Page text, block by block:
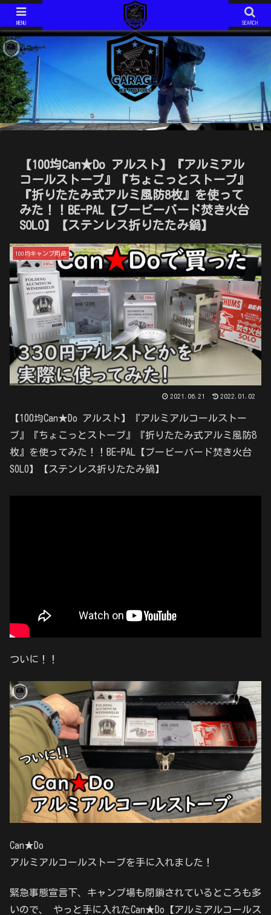
ジムニーJIMNY JA11V改
モトコンポ MOTOCOMPO AB12
モトコンポ MOTOCOMPO AB12 年式は不明です。 コンパクトに折り畳み可能な、HONDAが誇る？ミニバイクです。 ガソリンスタンドでは必ず話しかけられます。 ミニマムキャンプ仕様に、改造中！
【100均Can★Do アルスト】『アルミアル
コールストーブ』『ちょこっとストーブ』
『折りたたみ式アルミ風防8枚』を使って
みた！！BE-PAL【ブービーバード焚き火台
SOLO】【ステンレス折りたたみ鍋】
100均キャンプ用品
2021.06.21 2022.01.02
【100均Can★Do アルスト】『アルミアルコールストー
ブ』『ちょこっとストーブ』『折りたたみ式アルミ風防8
枚』を使ってみた！！BE-PAL【ブービーバード焚き火台
SOLO】【ステンレス折りたたみ鍋】
ついに！！
Can★Do
アルミアルコールストーブを手に入れました！
緊急事態宣言下、キャンプ場も閉鎖されているところも多
いので、 やっと手に入れたCan★Do【アルミアルコールス
MENU SEARCH